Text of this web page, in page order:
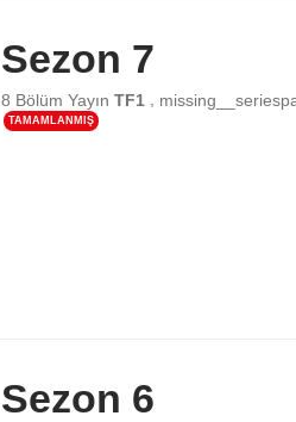
Sezon 7
8 Bölüm Yayın TF1
TAMAMLANMIŞ
Sezon 6